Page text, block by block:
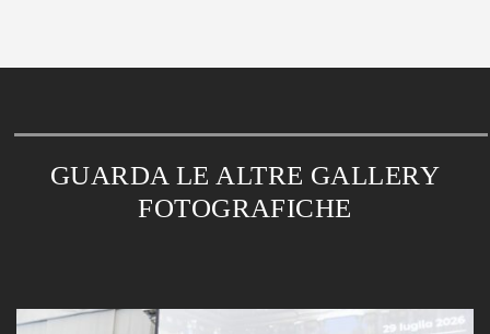
GUARDA LE ALTRE GALLERY
FOTOGRAFICHE